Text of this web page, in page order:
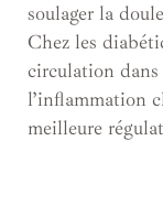
soulager la
Chez les
circulation
l’inflammation
meilleure